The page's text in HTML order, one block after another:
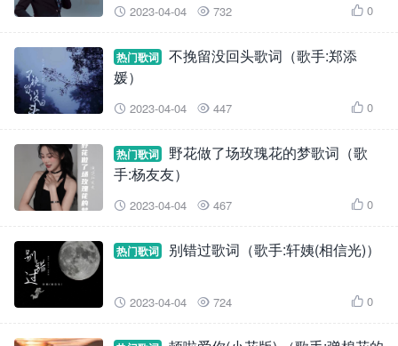
 2023-04-04  732  0
热门歌词
不挽留没回头歌词（歌手:郑添
媛）
 2023-04-04  447  0
热门歌词
野花做了场玫瑰花的梦歌词（歌
手:杨友友）
 2023-04-04  467  0
热门歌词 别错过歌词（歌手:轩姨(相信光)）
 2023-04-04  724  0